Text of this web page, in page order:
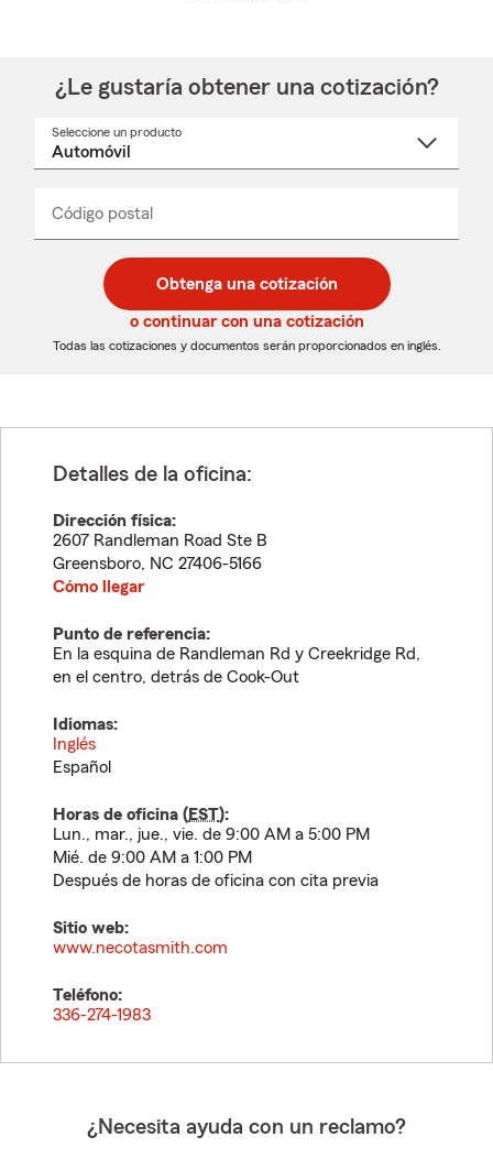
¿Le gustaría obtener una cotización?
Seleccione un producto
desplegable
Código postal
de
5
dígitos
de
5
dígitos
_____
Obtenga una cotización
o continuar con una cotización
Todas las cotizaciones y documentos serán proporcionados en inglés.
Detalles de la oficina:
Dirección física:
2607 Randleman Road Ste B
Greensboro, NC 27406-5166
Cómo llegar
Punto de referencia:
En la esquina de Randleman Rd y Creekridge Rd,
en el centro, detrás de Cook-Out
Idiomas:
Inglés
Español
Horas de oficina (EST):
Lun., mar., jue., vie. de 9:00 AM a 5:00 PM
Mié. de 9:00 AM a 1:00 PM
Después de horas de oficina con cita previa
Sitio web:
www.necotasmith.com
Teléfono:
336-274-1983
¿Necesita ayuda con un reclamo?